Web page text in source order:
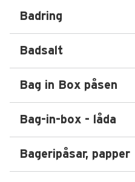
Badring
Badsalt
Bag in Box påsen
Bag-in-box - låda
Bageripåsar, papper